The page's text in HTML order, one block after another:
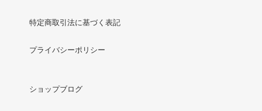
特定商取引法に基づく表記
プライバシーポリシー
ショップブログ